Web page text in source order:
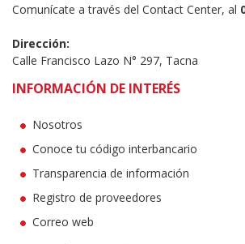
Comunícate a través del Contact Center, al
Dirección:
Calle Francisco Lazo N° 297, Tacna
INFORMACIÓN DE INTERÉS
Nosotros
Conoce tu código interbancario
Transparencia de información
Registro de proveedores
Correo web